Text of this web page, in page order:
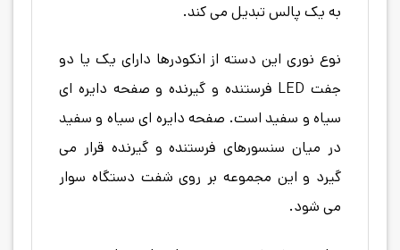
به یک پالس تبدیل می کند.
نوع نوری این دسته از انکودرها دارای یک یا دو
جفت LED فرستنده و گیرنده و صفحه دایره ای
سیاه و سفید است. صفحه دایره ای سیاه و سفید
در میان سنسورهای فرستنده و گیرنده قرار می
گیرد و این مجموعه بر روی شفت دستگاه سوار
می شود.